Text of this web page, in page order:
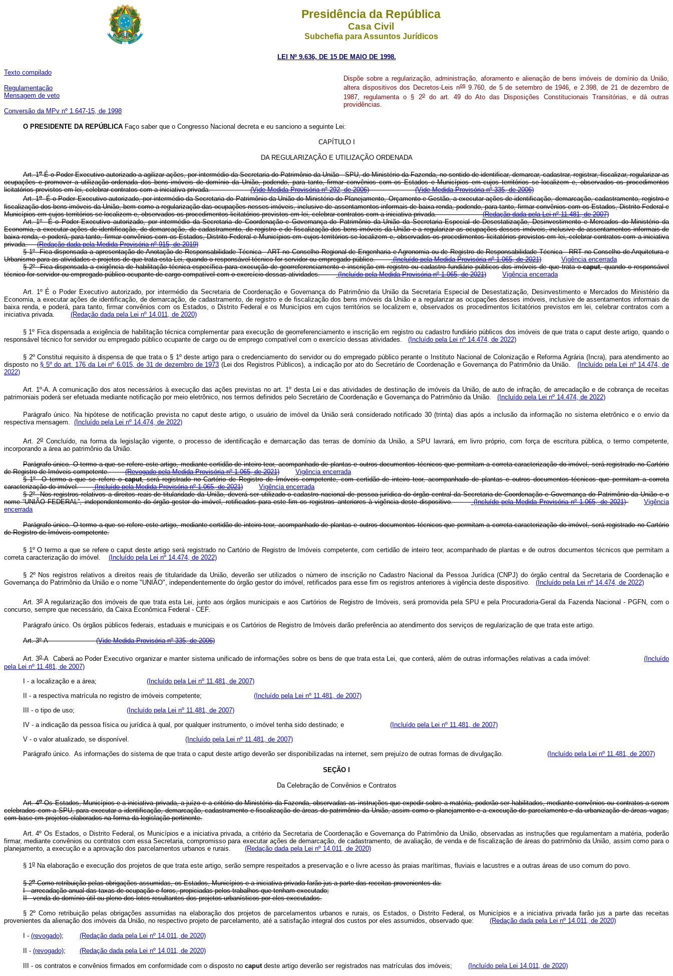
Presidência da República
Casa Civil
Subchefia para Assuntos Jurídicos
LEI Nº 9.636, DE 15 DE MAIO DE 1998.
Texto compilado
Regulamentação
Mensagem de veto
Conversão da MPv nº 1.647-15, de 1998
Dispõe sobre a regularização, administração, aforamento e alienação de bens imóveis de domínio da União,
altera dispositivos dos Decretos-Leis nos9.760, de 5 de setembro de 1946, e 2.398, de 21 de dezembro de
1987, regulamenta o § 2odo art. 49 do Ato das Disposições Constitucionais Transitórias, e dá outras
providências.
O PRESIDENTE DA REPÚBLICA Faço saber que o Congresso Nacional decreta e eu sanciono a seguinte Lei:
CAPÍTULO I
DA REGULARIZAÇÃO E UTILIZAÇÃO ORDENADA
Art. 1oÉ o Poder Executivo autorizado a agilizar ações, por intermédio da Secretaria do Patrimônio da União - SPU, do Ministério da Fazenda, no sentido de identificar, demarcar, cadastrar, registrar, fiscalizar, regularizar as
ocupações e promover a utilização ordenada dos bens imóveis de domínio da União, podendo, para tanto, firmar convênios com os Estados e Municípios em cujos territórios se localizem e, observados os procedimentos
licitatórios previstos em lei, celebrar contratos com a iniciativa privada.(Vide Medida Provisória nº 292, de 2006)
(Vide Medida Provisória nº 335, de 2006)
Art. 1oÉ o Poder Executivo autorizado, por intermédio da Secretaria do Patrimônio da União do Ministério do Planejamento, Orçamento e Gestão, a executar ações de identificação, demarcação, cadastramento, registro e
fiscalização dos bens imóveis da União, bem como a regularização das ocupações nesses imóveis, inclusive de assentamentos informais de baixa renda, podendo, para tanto, firmar convênios com os Estados, Distrito Federal e
Municípios em cujos territórios se localizem e, observados os procedimentos licitatórios previstos em lei, celebrar contratos com a iniciativa privada.(Redação dada pela Lei nº 11.481, de 2007)
Art. 1º É o Poder Executivo autorizado, por intermédio da Secretaria de Coordenação e Governança do Patrimônio da União da Secretaria Especial de Desestatização, Desinvestimento e Mercados do Ministério da
Economia, a executar ações de identificação, de demarcação, de cadastramento, de registro e de fiscalização dos bens imóveis da União e a regularizar as ocupações desses imóveis, inclusive de assentamentos informais de
baixa renda, e poderá, para tanto, firmar convênios com os Estados, Distrito Federal e Municípios em cujos territórios se localizem e, observados os procedimentos licitatórios previstos em lei, celebrar contratos com a iniciativa
privada.(Redação dada pela Medida Provisória nº 915, de 2019)
§ 1º Fica dispensada a apresentação de Anotação de Responsabilidade Técnica - ART no Conselho Regional de Engenharia e Agronomia ou de Registro de Responsabilidade Técnica - RRT no Conselho de Arquitetura e
Urbanismo para as atividades e projetos de que trata esta Lei, quando o responsável técnico for servidor ou empregado público.(Incluído pela Medida Provisória nº 1.065, de 2021)
Vigência encerrada
§ 2º Fica dispensada a exigência de habilitação técnica específica para execução de georreferenciamento e inscrição em registro ou cadastro fundiário públicos dos imóveis de que trata ocaput, quando o responsável
técnico for servidor ou empregado público ocupante de cargo compatível com o exercício dessas atividades.(Incluído pela Medida Provisória nº 1.065, de 2021) Vigência encerrada
Art. 1º É o Poder Executivo autorizado, por intermédio da Secretaria de Coordenação e Governança do Patrimônio da União da Secretaria Especial de Desestatização, Desinvestimento e Mercados do Ministério da
Economia, a executar ações de identificação, de demarcação, de cadastramento, de registro e de fiscalização dos bens imóveis da União e a regularizar as ocupações desses imóveis, inclusive de assentamentos informais de
baixa renda, e poderá, para tanto, firmar convênios com os Estados, o Distrito Federal e os Municípios em cujos territórios se localizem e, observados os procedimentos licitatórios previstos em lei, celebrar contratos com a
iniciativa privada. (Redação dada pela Lei nº 14.011, de 2020)
§ 1º Fica dispensada a exigência de habilitação técnica complementar paraexecução de georreferenciamento e inscrição em registro ou cadastro fundiário públicos dos imóveis de que trata o caput deste artigo, quando o
responsável técnico for servidor ou empregado público ocupante de cargo ou de emprego compatível com o exercício dessas atividades. (Incluído pela Lei nº 14.474, de 2022)
§ 2º Constitui requisito à dispensa de que trata o § 1º deste artigo para ocredenciamento do servidor ou do empregado público perante o Instituto Nacionalde Colonização e Reforma Agrária (Incra), para atendimento ao
disposto no § 5º do art. 176 da Lei nº 6.015, de 31 de dezembro de 1973 (Lei dos Registros Públicos),a indicação por ato do Secretário de Coordenação e Governança do Patrimônio da União.(Incluído pela Lei nº 14.474, de
2022)
Art. 1º-A. A comunicação dos atos necessários à execução das ações previstasno art. 1º desta Lei e das atividades de destinação de imóveis da União, de auto deinfração, de arrecadação e de cobrança de receitas
patrimoniais poderá ser efetuada mediante notificação por meio eletrônico, nos termos definidos pelo Secretário de Coordenação e Governança do Patrimônio da União. (Incluído pela Lei nº 14.474, de 2022)
Parágrafo único. Na hipótese de notificação prevista no caput deste artigo, o usuário de imóvel da União será considerado notificado 30 (trinta) dias após ainclusão da informação no sistema eletrônico e o envio da
respectiva mensagem. (Incluído pela Lei nº 14.474, de 2022)
Art. 2oConcluído, na forma da legislação vigente, o processo de identificação e demarcação das terras de domínio da União, a SPU lavrará, em livro próprio, com força de escritura pública, o termo competente,
incorporando a área ao patrimônio da União.
Parágrafo único. O termo a que se refere este artigo, mediante certidão de inteiro teor, acompanhado de plantas e outros documentos técnicos que permitam a correta caracterização do imóvel, será registrado no Cartório
de Registro de Imóveis competente.(Revogado pela Medida Provisória nº 1.065, de 2021)
Vigência encerrada
§ 1º O termo a que se refere ocaput, será registrado no Cartório de Registro de Imóveis competente, com certidão de inteiro teor, acompanhado de plantas e outros documentos técnicos que permitam a correta
caracterização do imóvel.(Incluído pela Medida Provisória nº 1.065, de 2021)
Vigência encerrada
§ 2º Nos registros relativos a direitos reais de titularidade da União, deverá ser utilizado o cadastro nacional de pessoa jurídica do órgão central da Secretaria de Coordenação e Governança do Patrimônio da União e o
nome “UNIÃO FEDERAL”, independentemente do órgão gestor do imóvel, retificados para este fim os registros anteriores à vigência deste dispositivo.(Incluído pela Medida Provisória nº 1.065, de 2021)
Vigência
encerrada
Parágrafo único. O termo a que se refere este artigo, mediante certidão de inteiro teor, acompanhado de plantas e outros documentos técnicos que permitam a correta caracterização do imóvel, será registrado no Cartório
de Registro de Imóveis competente.
§ 1º O termo a que se refere o caput deste artigo será registrado no Cartório de Registro de Imóveis competente, com certidão de inteiro teor, acompanhado de plantas e de outros documentos técnicos que permitam a
correta caracterização do imóvel. (Incluído pela Lei nº 14.474, de 2022)
§ 2º Nos registros relativos a direitos reais de titularidade da União, deverão serutilizados o número de inscrição no Cadastro Nacional da Pessoa Jurídica (CNPJ) doórgão central da Secretaria de Coordenação e
Governança do Patrimônio da União e o nome "UNIÃO", independentemente do órgão gestor do imóvel, retificados para esse fim os registros anteriores à vigência deste dispositivo. (Incluído pela Lei nº 14.474, de 2022)
Art. 3oA regularização dos imóveis de que trata esta Lei, junto aos órgãos municipais e aos Cartórios de Registro de Imóveis, será promovida pela SPU e pela Procuradoria-Geral da Fazenda Nacional - PGFN, com o
concurso, sempre que necessário, da Caixa Econômica Federal - CEF.
Parágrafo único. Os órgãos públicos federais, estaduais e municipais e os Cartórios de Registro de Imóveis darão preferência ao atendimento dos serviços de regularização de que trata este artigo.
Art. 3º-A(Vide Medida Provisória nº 335, de 2006)
Art. 3o-A Caberá ao Poder Executivo organizar e manter sistema unificado de informações sobre os bens de que trata esta Lei, que conterá, além de outras informações relativas a cada imóvel:(Incluído
pela Lei nº 11.481, de 2007)
I - a localização e a área; (Incluído pela Lei nº 11.481, de 2007)
II - a respectiva matrícula no registro de imóveis competente; (Incluído pela Lei nº 11.481, de 2007)
III - o tipo de uso; (Incluído pela Lei nº 11.481, de 2007)
IV - a indicação da pessoa física ou jurídica à qual, por qualquer instrumento, o imóvel tenha sido destinado; e (Incluído pela Lei nº 11.481, de 2007)
V - o valor atualizado, se disponível. (Incluído pela Lei nº 11.481, de 2007)
Parágrafo único. As informações do sistema de que trata o caputdeste artigo deverão ser disponibilizadas na internet, sem prejuízo de outras formas de divulgação. (Incluído pela Lei nº 11.481, de 2007)
SEÇÃO I
Da Celebração de Convênios e Contratos
Art. 4oOs Estados, Municípios e a iniciativa privada, a juízo e a critério do Ministério da Fazenda, observadas as instruções que expedir sobre a matéria, poderão ser habilitados, mediante convênios ou contratos a serem
celebrados com a SPU, para executar a identificação, demarcação, cadastramento e fiscalização de áreas do patrimônio da União, assim como o planejamento e a execução do parcelamento e da urbanização de áreas vagas,
com base em projetos elaborados na forma da legislação pertinente.
Art. 4º Os Estados, o Distrito Federal, os Municípios e a iniciativa privada, a critério da Secretaria de Coordenação e Governança do Patrimônio da União, observadas as instruções que regulamentam a matéria, poderão
firmar, mediante convênios ou contratos com essa Secretaria, compromisso para executar ações de demarcação, de cadastramento, de avaliação, de venda e de fiscalização de áreas do patrimônio da União, assim como para o
planejamento, a execução e a aprovação dos parcelamentos urbanos e rurais. (Redação dada pela Lei nº 14.011, de 2020)
§ 1oNa elaboração e execução dos projetos de que trata este artigo, serão sempre respeitados a preservação e o livre acesso às praias marítimas, fluviais e lacustres e a outras áreas de uso comum do povo.
§ 2oComo retribuição pelas obrigações assumidas, os Estados, Municípios e a iniciativa privada farão jus a parte das receitas provenientes da:
I - arrecadação anual das taxas de ocupação e foros, propiciadas pelos trabalhos que tenham executado;
II - venda do domínio útil ou pleno dos lotes resultantes dos projetos urbanísticos por eles executados.
§ 2º Como retribuição pelas obrigações assumidas na elaboração dos projetos de parcelamentos urbanos e rurais, os Estados, o Distrito Federal, os Municípios e a iniciativa privada farão jus a parte das receitas
provenientes da alienação dos imóveis da União, no respectivo projeto de parcelamento, até a satisfação integral dos custos por eles assumidos, observado que: (Redação dada pela Lei nº 14.011, de 2020)
I - (revogado); (Redação dada pela Lei nº 14.011, de 2020)
II - (revogado); (Redação dada pela Lei nº 14.011, de 2020)
III - os contratos e convênios firmados em conformidade com o disposto no caputdeste artigo deverão ser registrados nas matrículas dos imóveis; (Incluído pela Lei 14.011, de 2020)